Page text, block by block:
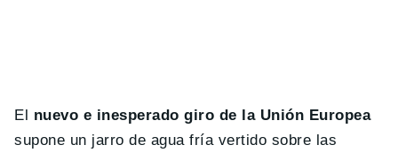
El
nuevo e inesperado giro de la Unión Europea
supone un jarro de agua fría vertido sobre las